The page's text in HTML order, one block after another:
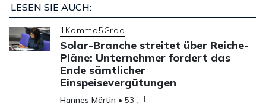
LESEN SIE AUCH:
1Komma5Grad
Solar-Branche streitet über Reiche-
Pläne: Unternehmer fordert das
Ende sämtlicher
Einspeisevergütungen
Hannes Märtin •53